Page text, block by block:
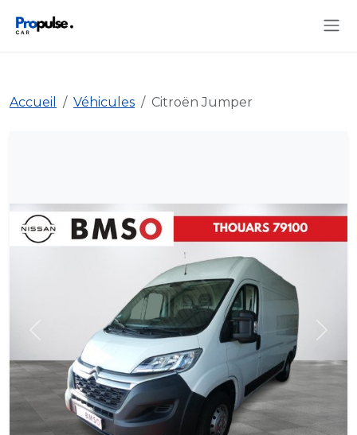
Accueil Véhicules Citroën Jumper
Précédent